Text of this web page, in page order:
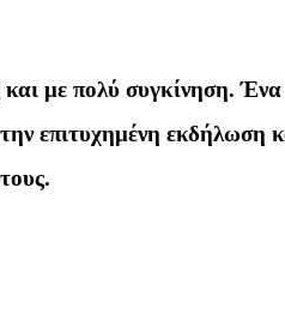
και με πολύ συγκίνηση. Ένα
επιτυχημένη εκδήλωση